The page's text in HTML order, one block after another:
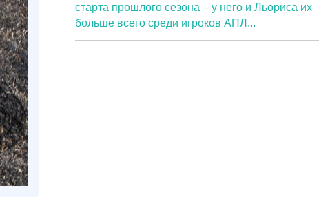
старта прошлого сезона – у него и Льориса их
больше всего среди игроков АПЛ...